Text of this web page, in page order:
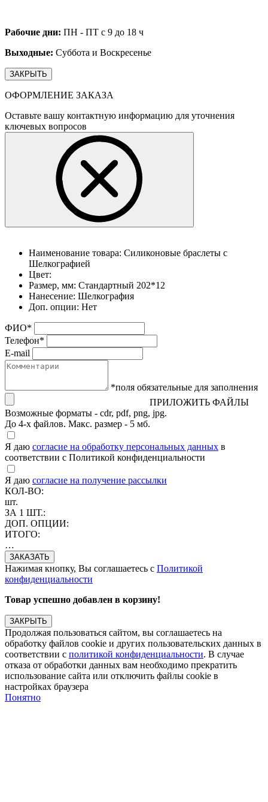
Рабочие дни: ПН - ПТ с 9 до 18 ч
Выходные: Суббота и Воскресенье
ЗАКРЫТЬ
ОФОРМЛЕНИЕ ЗАКАЗА
Оставьте вашу контактную информацию для уточнения
ключевых вопросов
Наименование товара: Силиконовые браслеты с
Шелкографией
Цвет:
Размер, мм: Стандартный 202*12
Нанесение: Шелкография
Доп. опции: Нет
ФИО*
Телефон*
E-mail
*поля обязательные для заполнения
ПРИЛОЖИТЬ ФАЙЛЫ
Возможные форматы - cdr, pdf, png, jpg.
До 4-х файлов. Макс. размер - 5 мб.
Я даю согласие на обработку персональных данных в
соответствии с Политикой конфиденциальности
Я даю согласие на получение рассылки
КОЛ-ВО:
шт.
ЗА 1 ШТ.:
ДОП. ОПЦИИ:
ИТОГО:
…
Нажимая кнопку, Вы соглашаетесь с Политикой
конфиденциальности
Товар успешно добавлен в корзину!
ЗАКРЫТЬ
Продолжая пользоваться сайтом, вы соглашаетесь на
обработку файлов cookie и других пользовательских данных в
соответствии с политикой конфиденциальности. В случае
отказа от обработки данных вам необходимо прекратить
использование сайта или отключить файлы cookie в
настройках браузера
Понятно